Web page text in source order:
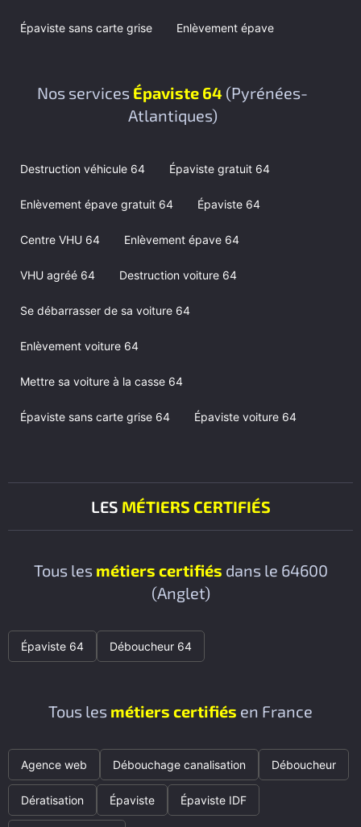
Épaviste sans carte grise Enlèvement épave
Nos services Épaviste 64 (Pyrénées-
Atlantiques)
Destruction véhicule 64 Épaviste gratuit 64
Enlèvement épave gratuit 64 Épaviste 64
Centre VHU 64 Enlèvement épave 64
VHU agréé 64 Destruction voiture 64
Se débarrasser de sa voiture 64
Enlèvement voiture 64
Mettre sa voiture à la casse 64
Épaviste sans carte grise 64 Épaviste voiture 64
LES MÉTIERS CERTIFIÉS
Tous les métiers certifiés dans le 64600
(Anglet)
Épaviste 64 Déboucheur 64
Tous les métiers certifiés en France
Agence web Débouchage canalisation Déboucheur
Dératisation Épaviste Épaviste IDF